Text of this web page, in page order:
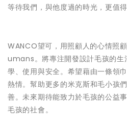
等待我們，與他度過的時光，更值得
WANCO望可，用照顧人的心情
umans。將專注開發設計毛孩的生
學、使用與安全。希望藉由一條領
熱情。幫助更多的米克斯和毛小孩
善。未來期待能致力於毛孩的公益
毛孩的社會。